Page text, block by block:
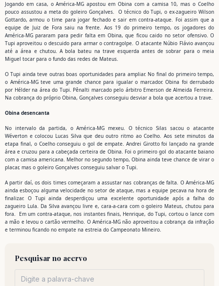
Jogando em casa, o América-MG apostou em Obina com a camisa 10, mas o Coelho
pouco assustou a meta do goleiro Gonçalves. O técnico do Tupi, o ex-zagueiro Wilson
Gottardo, armou o time para jogar fechado e sair em contra-ataque. Foi assim que a
equipe de Juiz de Fora saiu na frente. Aos 19 do primeiro tempo, os jogadores do
América-MG pararam para pedir falta em Obina, que ficou caido no setor ofensivo. O
Tupi aproveitou o descuido para armar o contragolpe. O atacante Núbio Flávio avançou
até a área e chutou. A bola bateu na trave esquerda antes de sobrar para o meia
Miguel tocar para o fundo das redes de Mateus.
O Tupi ainda teve outras boas oportunidades para ampliar. No final do primeiro tempo,
o América-MG teve uma grande chance para igualar o marcador. Obina foi derrubado
por Hélder na área do Tupi. Pênalti marcado pelo árbitro Emerson de Almeida Ferreira.
Na cobrança do próprio Obina, Gonçalves conseguiu desviar a bola que acertou a trave.
Obina desencanta
No intervalo da partida, o América-MG mexeu. O técnico Silas sacou o atacante
Wéverton e colocou Lucas Silva que deu outro ritmo ao Coelho. Aos sete minutos da
etapa final, o Coelho conseguiu o gol de empate. Andrei Girotto foi lançado na grande
área e cruzou para a cabeçada certeira de Obina. Foi o primeiro gol do atacante baiano
com a camisa americana. Melhor no segundo tempo, Obina ainda teve chance de virar o
placar, mas o goleiro Gonçalves conseguiu salvar o Tupi.
A partir daí, os dois times começaram a assustar nas cobranças de falta. O América-MG
ainda esboçou alguma velocidade no setor de ataque, mas a equipe pecava na hora de
finalizar. O Tupi ainda desperdiçou uma excelente oportunidade após a falha do
zagueiro Lula. Da Silva avançou livre e, cara-a-cara com o goleiro Mateus, chutou para
fora. Em um contra-ataque, nos instantes finais, Henrique, do Tupi, cortou o lance com
a mão e levou o cartão vermelho. O América-MG não aproveitou a cobrança da infração
e terminou ficando no empate na estreia do Campeonato Mineiro.
Pesquisar no acervo